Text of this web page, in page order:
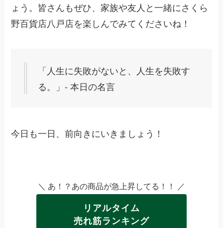
ょう。皆さんもぜひ、家族や友人と一緒にさくら
野百貨店八戸店を楽しんでみてくださいね！
「人生に失敗がないと、人生を失敗す
る。」- 本日の名言
今日も一日、前向きにいきましょう！
＼ あ！？あの商品が急上昇してる！！ ／
リアルタイム
売れ筋ランキング